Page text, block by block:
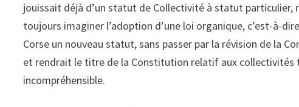
jouissait déjà d’un statut de Collectivité à statut
toujours imaginer l’adoption d’une loi organique, c’est-à-
Corse un nouveau statut, sans passer par la révision de la
et rendrait le titre de la Constitution relatif aux
incompréhensible.